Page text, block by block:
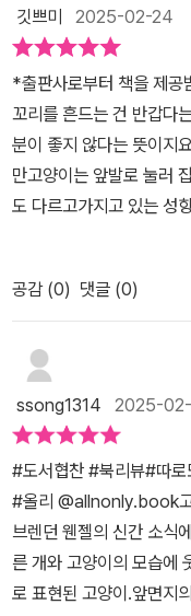
의견을 물어보고 확인하
있을지라도 상대를 존중
있게 되는 것 같아요.- <
릴로 둥글하고 부드럽게
슷해요.고양이 벨과 바라
날렵하게 표현되었지요.
지만 표현이 달라서 느낌
렌던 웬젤 SNS :
el/- 브렌던 웬젤의 그림책
작품은 뉴욕타임스 베스
권 쓰고 그렸다.전 세계
러 단체와 함께 일하고
m/shj0033/
-🎤 '책방사춘기
는 ‘브렌던 웬젤’ 작품의
aegsarangbang)의 3월
듣기!<따로 또 같이 갈까
두 곳이나 있네요.이야기
있겠지요.출판사 올리
다른 만큼 걸음걸이도 다
다.​걸어가는 시간이 신나
보기도 하고 신기한 냄
길은 풀이 있기도 하고 돌담이 있기도
글과 함께 이 둘이 가는
정로 자꾸만 기분이 좋아
하는 일들이 많습니다. 서
음이 따르지요. <어떤
가의 시점은 평범한 행동
깃쁘미 2025-02-24
*출판사로부터 책을 제공
꼬리를 흔드는 건 반갑다
분이 좋지 않다는 뜻이지
만고양이는 앞발로 눌러
도 다르고가지고 있는 성
소리, 같은 냄새를 접하
전히 다릅니다. 길에서의
면 강아지 본은 즐거워하
않습니다.또 벨이 쉽게
른 벨과 본이지만함께 하
다.그리고 집에 도착해
니다.그러나 서로를 배척
중하며각자의 방식대로
요. 그 모습을 보며 나와
고, 어떻게 대해야 하는지
을 받은 브렌던 웬젤의 신
채색 도구을 다르게 사용
공감 (0) 댓글 (0)
ssong1314 2025-
#도서협찬 #북리뷰#따로또같이갈까 브렌던 웬젤_지음김지은_옮김
#올리 @allnonly.book
브렌던 웬젤의 신간 소식
른 개와 고양이의 모습에
로 표현된 고양이.앞면지